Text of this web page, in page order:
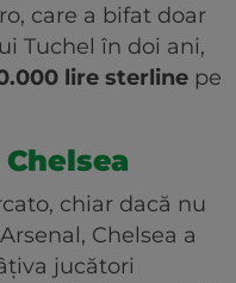
care a bifat doar
Tuchel în doi ani,
lire sterline pe
chiar dacă nu
Chelsea a
jucători